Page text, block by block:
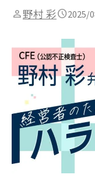
野村 彩 2025/